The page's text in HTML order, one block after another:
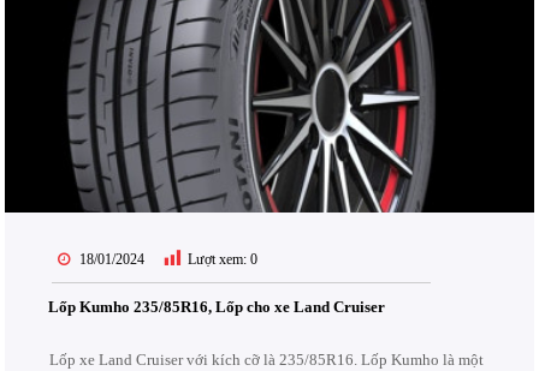
18/01/2024 Lượt xem: 0
Lốp Kumho 235/85R16, Lốp cho xe Land Cruiser
Lốp xe Land Cruiser với kích cỡ là 235/85R16. Lốp Kumho là một